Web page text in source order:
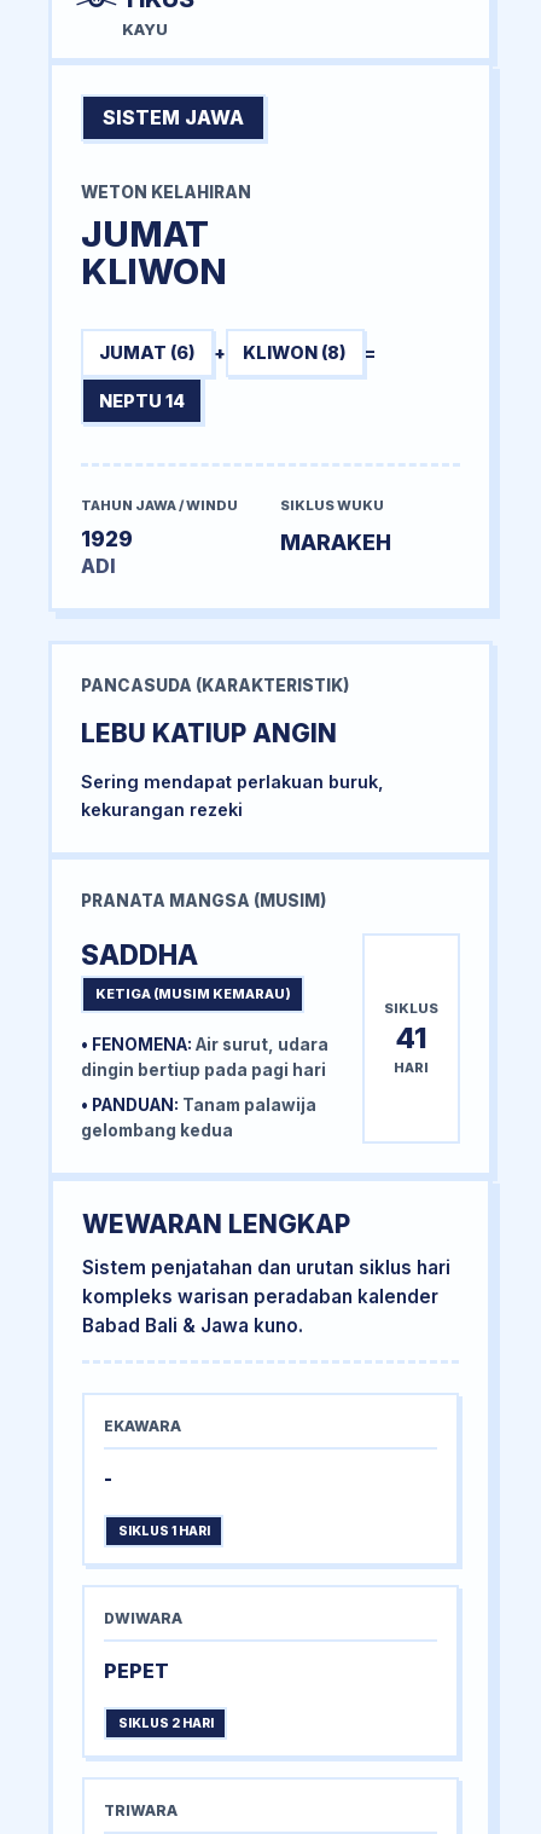
KAYU
SISTEM JAWA
WETON KELAHIRAN
JUMAT
KLIWON
JUMAT (6) + KLIWON (8) =
NEPTU 14
TAHUN JAWA / WINDU
1929
ADI
SIKLUS WUKU
MARAKEH
PANCASUDA (KARAKTERISTIK)
LEBU KATIUP ANGIN
Sering mendapat perlakuan buruk,
kekurangan rezeki
PRANATA MANGSA (MUSIM)
SADDHA
KETIGA (MUSIM KEMARAU)
• FENOMENA: Air surut, udara
dingin bertiup pada pagi hari
• PANDUAN: Tanam palawija
gelombang kedua
SIKLUS
41
HARI
WEWARAN LENGKAP
Sistem penjatahan dan urutan siklus hari
kompleks warisan peradaban kalender
Babad Bali & Jawa kuno.
EKAWARA
-
SIKLUS 1 HARI
DWIWARA
PEPET
SIKLUS 2 HARI
TRIWARA